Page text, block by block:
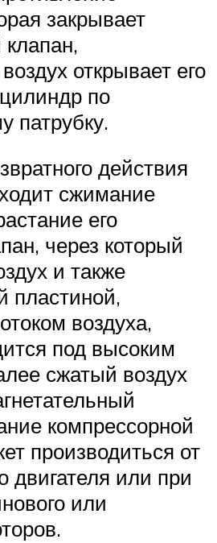
закрывает
открывает его
по
патрубку.
действия
сжимание
его
через который
и также
пластиной,
воздуха,
под высоким
сжатый воздух
компрессорной
производиться от
двигателя или при
или